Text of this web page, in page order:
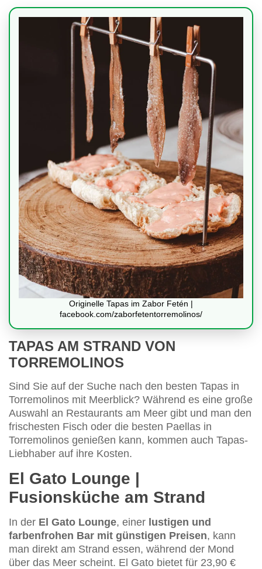
Originelle Tapas im Zabor Fetén |
facebook.com/zaborfetentorremolinos/
TAPAS AM STRAND VON
TORREMOLINOS
Sind Sie auf der Suche nach den besten Tapas in
Torremolinos mit Meerblick? Während es eine große
Auswahl an Restaurants am Meer gibt und man den
frischesten Fisch oder die besten Paellas in
Torremolinos genießen kann, kommen auch Tapas-
Liebhaber auf ihre Kosten.
El Gato Lounge |
Fusionsküche am Strand
In der El Gato Lounge, einer lustigen und
farbenfrohen Bar mit günstigen Preisen, kann
man direkt am Strand essen, während der Mond
über das Meer scheint. El Gato bietet für 23,90 €